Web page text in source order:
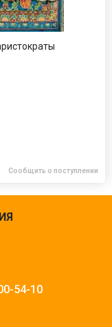
Сообщить о поступлении
54-10